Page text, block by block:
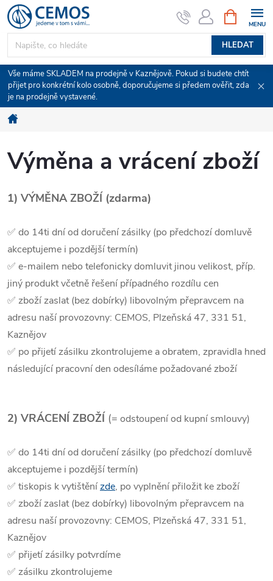
Přejít
na
obsah
HLEDAT
NÁKUPNÍ
KOŠÍK
Vše máme SKLADEM na prodejně v Kaznějově. Pokud si budete chtít
přijet pro konkrétní kolo osobně, doporučujeme si předem ověřit, zda
je na prodejně vystavené.
Domů
Výměna a vrácení zboží
1) VÝMĚNA ZBOŽÍ (zdarma)
✅ do 14ti dní od doručení zásilky (po předchozí domluvě
akceptujeme i pozdější termín)
✅ e-mailem nebo telefonicky domluvit jinou velikost, příp.
jiný produkt včetně řešení případného rozdílu cen
✅ zboží zaslat (bez dobírky) libovolným přepravcem na
adresu naší provozovny: CEMOS, Plzeňská 47, 331 51,
Kaznějov
✅ po přijetí zásilku zkontrolujeme a obratem, zpravidla hned
následující pracovní den odesíláme požadované zboží
2) VRÁCENÍ ZBOŽÍ (= odstoupení od kupní smlouvy)
✅ do 14ti dní od doručení zásilky (po předchozí domluvě
akceptujeme i pozdější termín)
✅ tiskopis k vytištěnízde, po vyplnění přiložit ke zboží
✅ zboží zaslat (bez dobírky) libovolným přepravcem na
adresu naší provozovny: CEMOS, Plzeňská 47, 331 51,
Kaznějov
✅ přijetí zásilky potvrdíme
✅ zásilku zkontrolujeme